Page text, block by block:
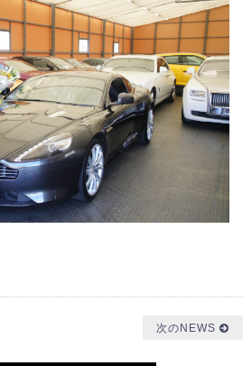
次のNEWS